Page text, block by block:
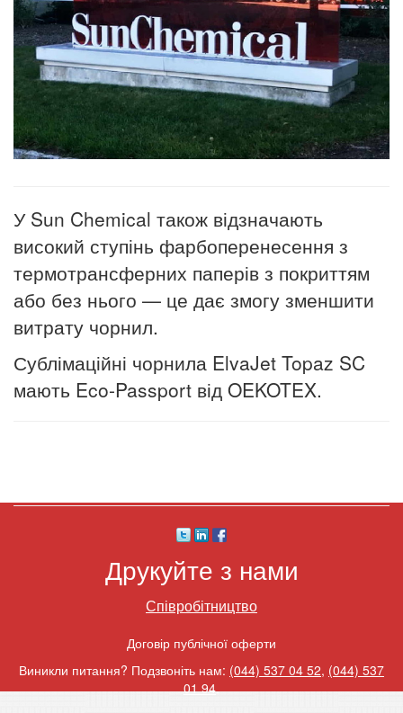
У Sun Chemical також відзначають
високий ступінь фарбоперенесення з
термотрансферних паперів з покриттям
або без нього — це дає змогу зменшити
витрату чорнил.
Сублімаційні чорнила ElvaJet Topaz SC
мають Eco-Passport від OEKOTEX.
Друкуйте з нами
Співробітництво
Договір публічної оферти
Виникли питання? Подзвоніть нам: (044) 537 04 52, (044) 537
01 94.